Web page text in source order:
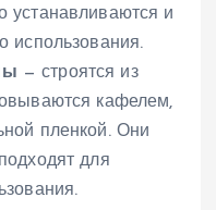
устанавливаются и
использования.
— строятся из
кафелем,
пленкой. Они
для